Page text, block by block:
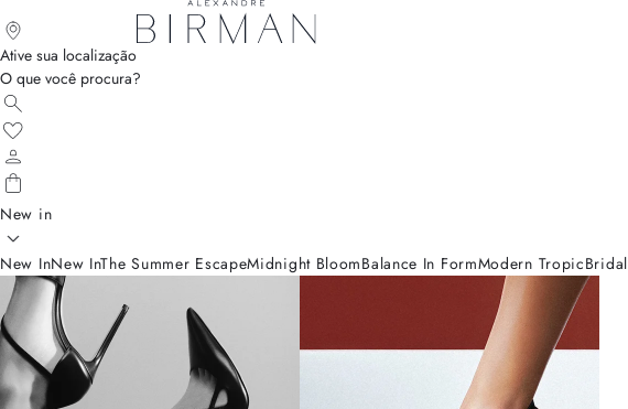
Ative sua localização
O que você procura?
New in
New InNew InThe Summer EscapeMidnight BloomBalance In FormModern TropicBridal